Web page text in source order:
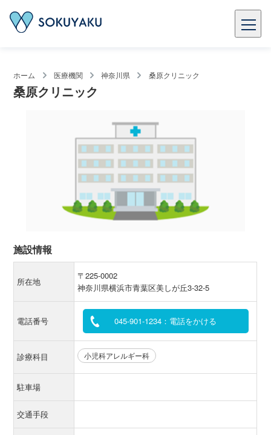
ホーム 医療機関 神奈川県 桑原クリニック
桑原クリニック
施設情報
所在地
〒225-0002
神奈川県横浜市青葉区美しが丘3-32-5
電話番号 045-901-1234：電話をかける
診療科目 小児科アレルギー科
駐車場
交通手段